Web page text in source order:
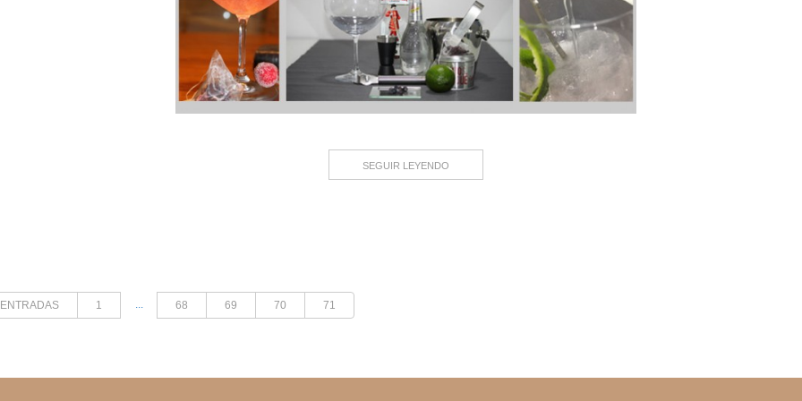
SEGUIR LEYENDO
1 68 69 70 71